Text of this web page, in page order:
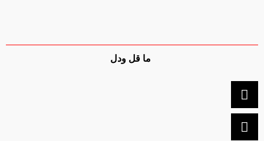
ما قل ودل